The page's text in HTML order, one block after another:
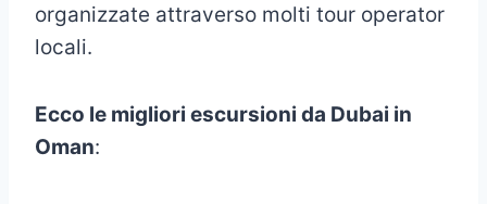
organizzate attraverso molti tour operator
locali.
Ecco le migliori escursioni da Dubai in
Oman: